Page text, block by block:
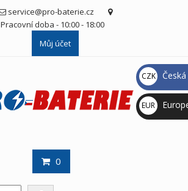
service@pro-baterie.cz
Pracovní doba - 10:00 - 18:00
Můj účet
0
CZK
Kč
EUR
€